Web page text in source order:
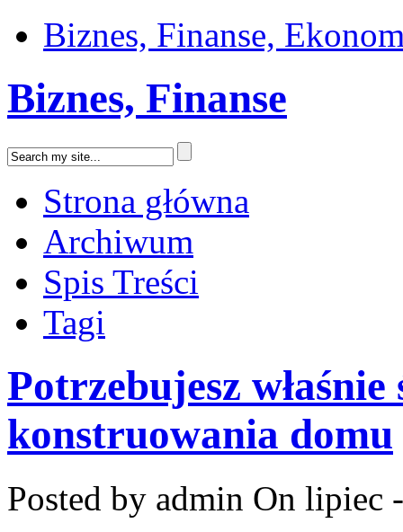
Biznes, Finanse,
Biznes, Finanse
Strona główna
Archiwum
Spis Treści
Tagi
Potrzebujesz
konstruowania domu
Posted by admin On lipiec